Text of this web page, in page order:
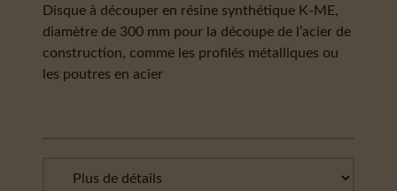
Disque à découper en résine synthétique K-ME,
diamètre de 300 mm pour la découpe de l’acier de
construction, comme les profilés métalliques ou
les poutres en acier